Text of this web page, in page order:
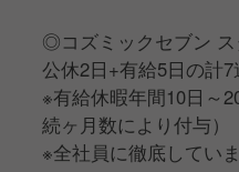
◎コズミックセブン
公休2日+有給5日の計7
※有給休暇年間10日～
続ヶ月数により付与）
※全社員に徹底してい